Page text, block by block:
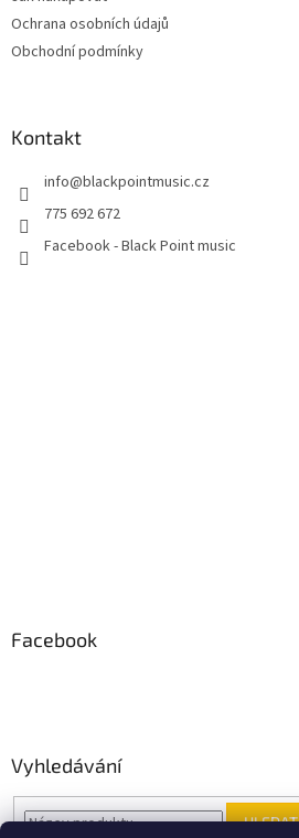
Ochrana osobních údajů
Obchodní podmínky
Kontakt
info@blackpointmusic.cz
775 692 672
Facebook - Black Point music
Facebook
Vyhledávání
HLEDAT